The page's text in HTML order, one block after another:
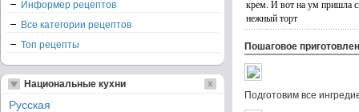
крем. И вот на ум пришла
нежный торт
Пошаговое
Подготовим все
Информер рецептов
Все категории рецептов
Топ рецепты
Национальные кухни
Русская